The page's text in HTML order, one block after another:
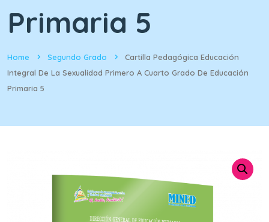
Primaria 5
Home Segundo Grado
Cartilla Pedagógica Educación
Integral De La Sexualidad Primero A Cuarto Grado De Educación
Primaria 5